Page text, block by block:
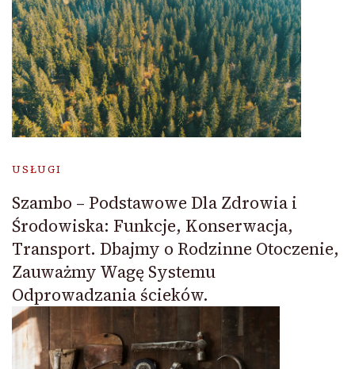
USŁUGI
Szambo – Podstawowe Dla Zdrowia i
Środowiska: Funkcje, Konserwacja,
Transport. Dbajmy o Rodzinne Otoczenie,
Zauważmy Wagę Systemu
Odprowadzania ścieków.